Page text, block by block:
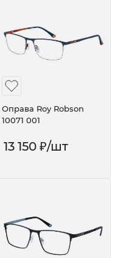
Оправа Roy Robson
10071 001
13 150₽/шт